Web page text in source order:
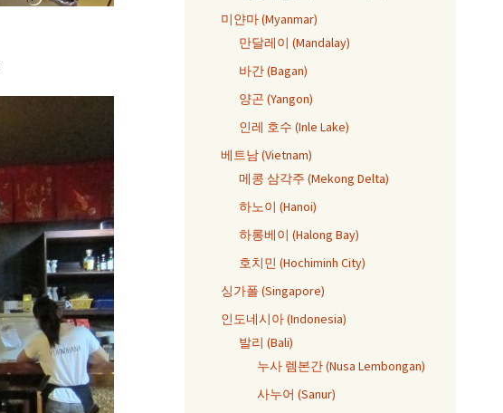
미얀마 (Myanmar)
만달레이 (Mandalay)
바간 (Bagan)
양곤 (Yangon)
인레 호수 (Inle Lake)
베트남 (Vietnam)
메콩 삼각주 (Mekong Delta)
하노이 (Hanoi)
하롱베이 (Halong Bay)
호치민 (Hochiminh City)
싱가폴 (Singapore)
인도네시아 (Indonesia)
발리 (Bali)
누사 렘본간 (Nusa Lembongan)
사누어 (Sanur)